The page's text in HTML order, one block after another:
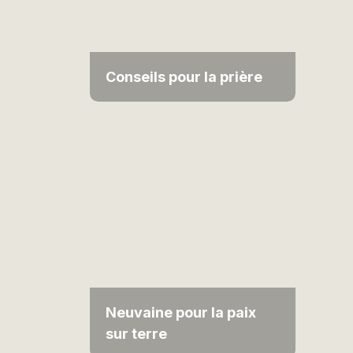
Conseils pour la prière
Neuvaine pour la paix
sur terre